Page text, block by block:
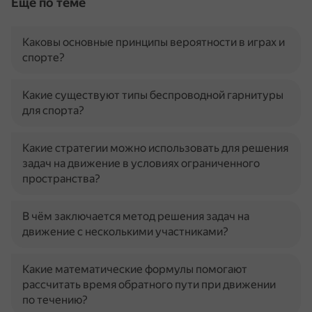
Каковы основные принципы вероятности в играх и
спорте?
Какие существуют типы беспроводной гарнитуры
для спорта?
Какие стратегии можно использовать для решения
задач на движение в условиях ограниченного
пространства?
В чём заключается метод решения задач на
движение с несколькими участниками?
Какие математические формулы помогают
рассчитать время обратного пути при движении
по течению?